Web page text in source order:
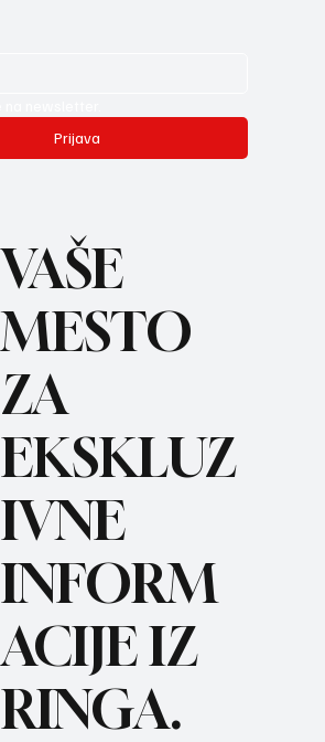
Prijava
REC
VAŠE
MESTO
ZA
EKSKLUZ
IVNE
INFORM
ACIJE IZ
RINGA.